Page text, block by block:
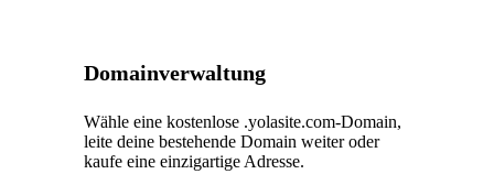
Domainverwaltung
Wähle eine kostenlose .yolasite.com-Domain,
leite deine bestehende Domain weiter oder
kaufe eine einzigartige Adresse.